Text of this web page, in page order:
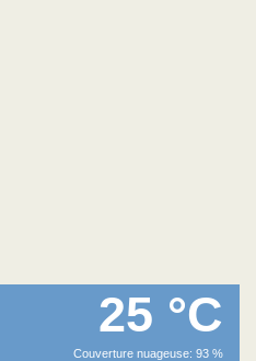
25 °C
Couverture nuageuse: 93 %